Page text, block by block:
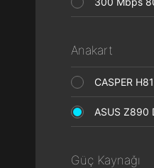
Anakart
CASPER
ASUS Z890
Güç Kaynağı